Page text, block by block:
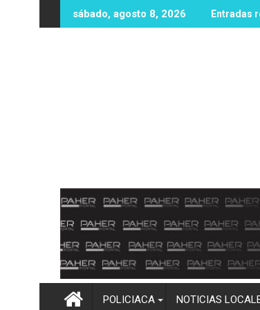
al
sábado, agosto 8, 2026 Entradas
por Gobierno federal y GPO, es una ruta viable
Encuentran a una
POLICIACA NOTICIAS